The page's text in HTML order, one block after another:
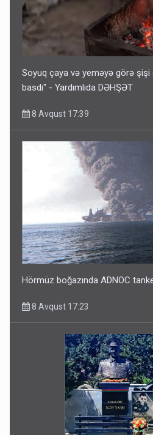
Soyuq çaya və yeməyə görə şişi
basdı" - Yardımlıda DƏHŞƏT
8 Avqust 17:39
Hörmüz boğazında ADNOC
8 Avqust 17:23